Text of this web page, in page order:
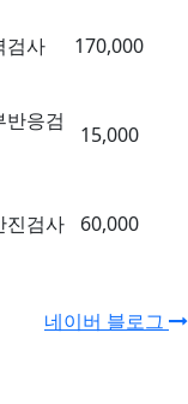
검사 170,000
반응검
15,000
진검사 60,000
네이버 블로그